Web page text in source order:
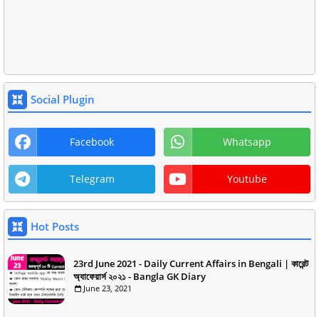
Social Plugin
Facebook Whatsapp
Telegram Youtube
Hot Posts
23rd June 2021 - Daily Current Affairs in Bengali | কারেন্ট
অ্যাফেয়ার্স ২০২১ - Bangla GK Diary
June 23, 2021